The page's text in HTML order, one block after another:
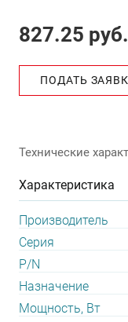
827.25 руб.
ПОДАТЬ
Технические
Характеристика
Производитель
Серия
P/N
Назначение
Мощность, Вт